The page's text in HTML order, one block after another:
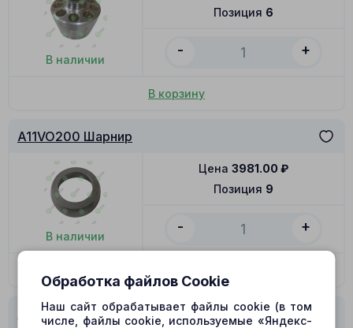
В наличии
Позиция 6
- +
В корзину
A11VO200 Шарнир
В наличии
Позиция 9
Цена 3981.00 ₽
- +
A11VO200 Прижимная пластина
Обработка файлов Cookie
Наш сайт обрабатывает файлы cookie (в том
числе, файлы cookie, используемые «Яндекс-